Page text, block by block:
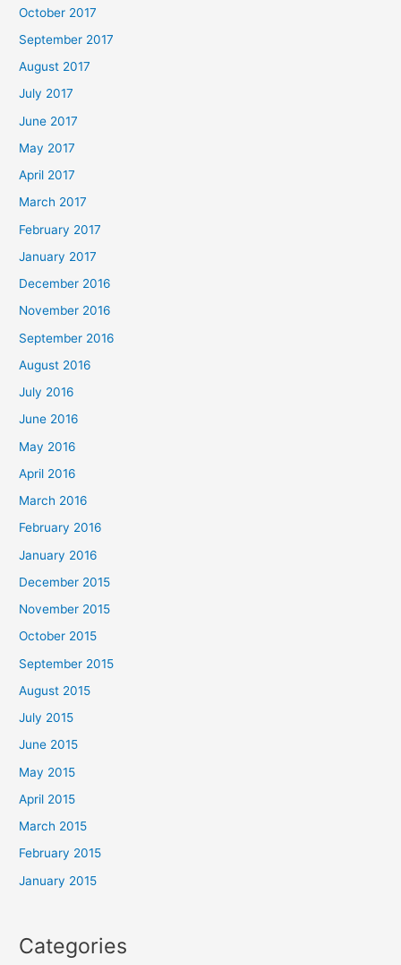
October 2017
September 2017
August 2017
July 2017
June 2017
May 2017
April 2017
March 2017
February 2017
January 2017
December 2016
November 2016
September 2016
August 2016
July 2016
June 2016
May 2016
April 2016
March 2016
February 2016
January 2016
December 2015
November 2015
October 2015
September 2015
August 2015
July 2015
June 2015
May 2015
April 2015
March 2015
February 2015
January 2015
Categories